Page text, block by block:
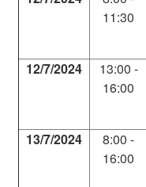
11:30
12/7/2024
13:00 -
16:00
13/7/2024
8:00 -
16:00